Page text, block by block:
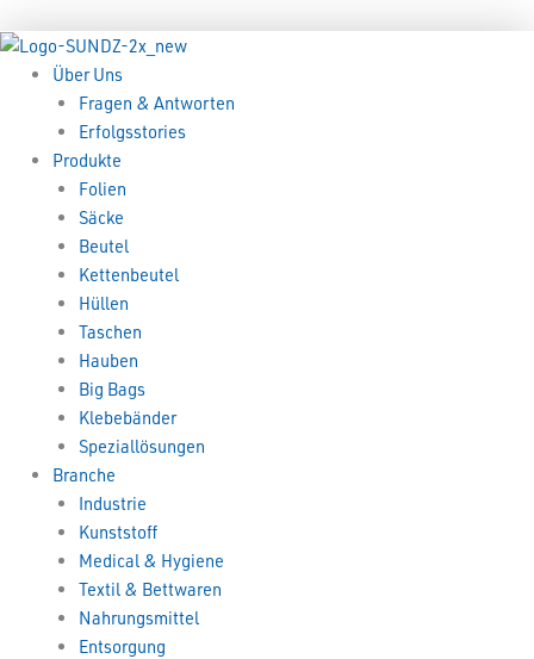
Inhalt
springenÜber Uns
Fragen & Antworten
Erfolgsstories
Produkte
Folien
Säcke
Beutel
Kettenbeutel
Hüllen
Taschen
Hauben
Big Bags
Klebebänder
Speziallösungen
Branche
Industrie
Kunststoff
Medical & Hygiene
Textil & Bettwaren
Nahrungsmittel
Entsorgung